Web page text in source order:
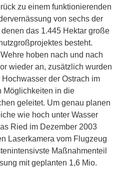
zu einem funktionierenden
von sechs der
das 1.445 Hektar große
besteht.
hoben nach und nach
wieder an, zusätzlich wurden
der Ostrach im
Möglichkeiten in die
geleitet. Um genau planen
wie hoch unter Wasser
Ried im Dezember 2003
Laserkamera vom Flugzeug
Maßnahmenteil
mit geplanten 1,6 Mio.